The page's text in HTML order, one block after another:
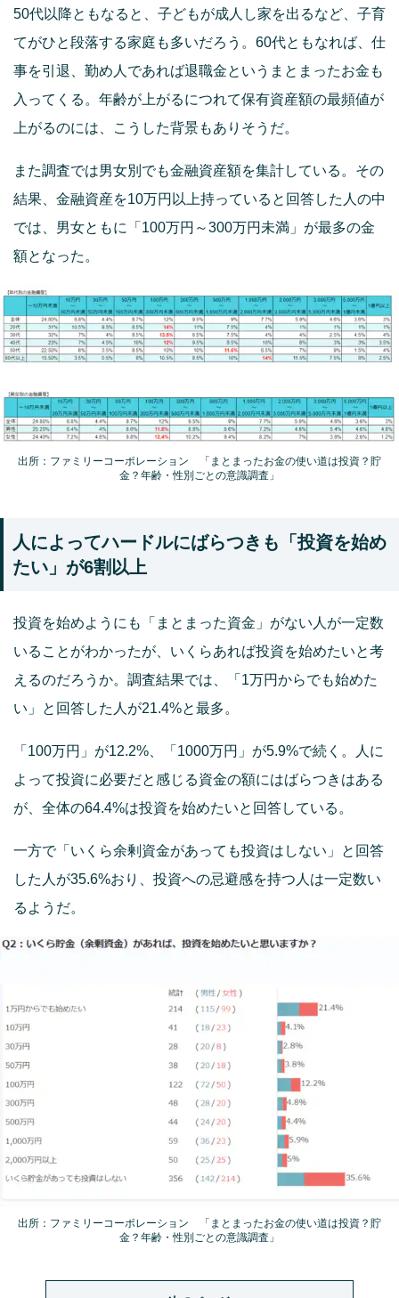
50代以降ともなると、子どもが成人し家を出るなど、子育
てがひと段落する家庭も多いだろう。60代ともなれば、仕
事を引退、勤め人であれば退職金というまとまったお金も
入ってくる。年齢が上がるにつれて保有資産額の最頻値が
上がるのには、こうした背景もありそうだ。
また調査では男女別でも金融資産額を集計している。その
結果、金融資産を10万円以上持っていると回答した人の中
では、男女ともに「100万円～300万円未満」が最多の金
額となった。
出所：ファミリーコーポレーション 「まとまったお金の使い道は投資？貯
金？年齢・性別ごとの意識調査」
人によってハードルにばらつきも「投資を始め
たい」が6割以上
投資を始めようにも「まとまった資金」がない人が一定数
いることがわかったが、いくらあれば投資を始めたいと考
えるのだろうか。調査結果では、「1万円からでも始めた
い」と回答した人が21.4%と最多。
「100万円」が12.2%、「1000万円」が5.9%で続く。人に
よって投資に必要だと感じる資金の額にはばらつきはある
が、全体の64.4%は投資を始めたいと回答している。
一方で「いくら余剰資金があっても投資はしない」と回答
した人が35.6%おり、投資への忌避感を持つ人は一定数い
るようだ。
出所：ファミリーコーポレーション 「まとまったお金の使い道は投資？貯
金？年齢・性別ごとの意識調査」